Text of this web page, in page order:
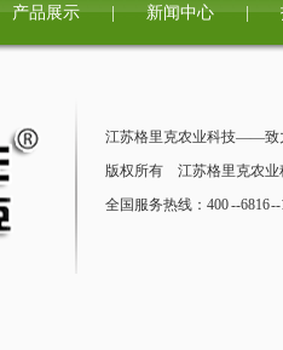
产品展示 | 新闻中心 |
江苏格里克农业科技——致
版权所有 江苏格里克农业
全国服务热线：400 --6816 --